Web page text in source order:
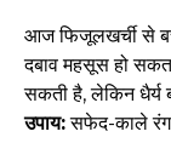
आज फिजूलखर्ची से
दबाव महसूस हो
सकती है, लेकिन धैर्य
उपाय:सफेद-काले रंग